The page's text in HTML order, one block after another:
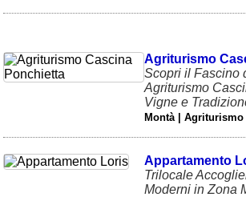
Agriturismo
Scopri il Fascino
Agriturismo
Vigne e
Montà | Agriturismo
Appartamento
Trilocale
Moderni in Zona